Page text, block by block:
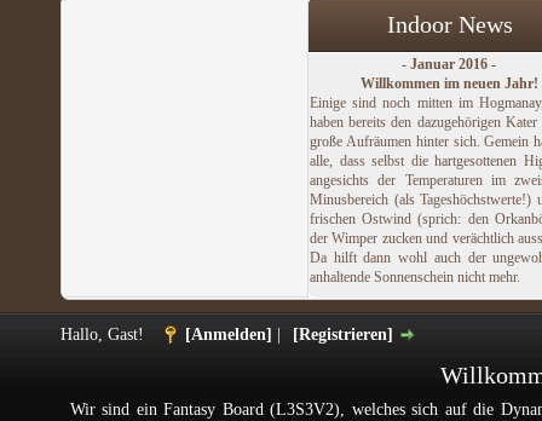
Indoor News
- Januar 2016 -
Willkommen im neuen Jahr!
Einige sind noch mitten im
haben bereits den dazugehörigen Kater
große Aufräumen hinter sich. Gemein
alle, dass selbst die hartgesottenen
angesichts der Temperaturen im
Minusbereich (als Tageshöchstwerte!)
frischen Ostwind (sprich: den
der Wimper zucken und verächtlich
Da hilft dann wohl auch der
anhaltende Sonnenschein nicht mehr.
Hallo, Gast! [Anmelden] [Registrieren]
Wir sind ein Fantasy Board (L3S3V2), welches sich auf die